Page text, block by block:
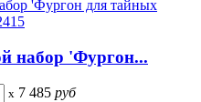
набор 'Фургон...
x 7 485 руб